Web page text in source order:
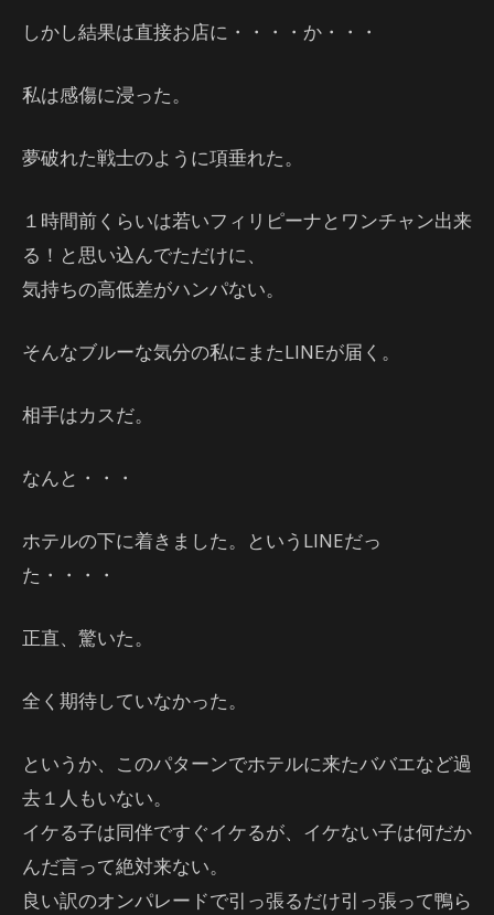
しかし結果は直接お店に・・・・か・・・
私は感傷に浸った。
夢破れた戦士のように項垂れた。
１時間前くらいは若いフィリピーナとワンチャン出来
る！と思い込んでただけに、
気持ちの高低差がハンパない。
そんなブルーな気分の私にまたLINEが届く。
相手はカスだ。
なんと・・・
ホテルの下に着きました。というLINEだっ
た・・・・
正直、驚いた。
全く期待していなかった。
というか、このパターンでホテルに来たババエなど過
去１人もいない。
イケる子は同伴ですぐイケるが、イケない子は何だか
んだ言って絶対来ない。
良い訳のオンパレードで引っ張るだけ引っ張って鴨ら